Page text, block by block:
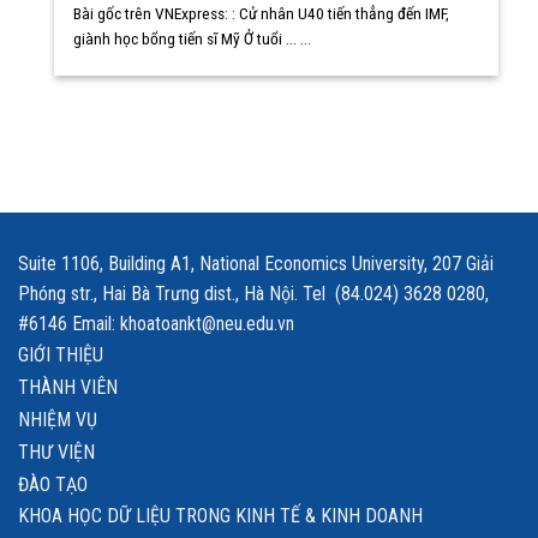
Bài gốc trên VNExpress: : Cử nhân U40 tiến thẳng đến IMF,
giành học bổng tiến sĩ Mỹ Ở tuổi ... ...
Suite 1106, Building A1, National Economics University, 207 Giải
Phóng str., Hai Bà Trưng dist., Hà Nội. Tel (84.024) 3628 0280,
#6146 Email: khoatoankt@neu.edu.vn
GIỚI THIỆU
THÀNH VIÊN
NHIỆM VỤ
THƯ VIỆN
ĐÀO TẠO
KHOA HỌC DỮ LIỆU TRONG KINH TẾ & KINH DOANH